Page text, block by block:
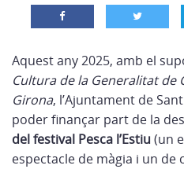
Aquest any 2025, amb el
Cultura de la Generalitat de
Girona, l’Ajuntament de
poder finançar part de la
del festival Pesca l’Estiu (un
espectacle de màgia i un de